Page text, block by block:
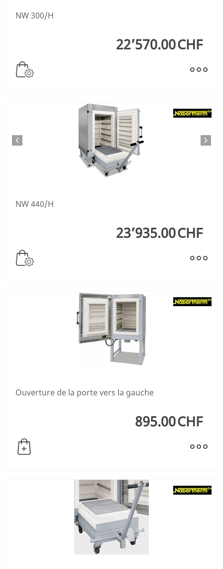
NW 300/H
22’570.00CHF
NW 440/H
23’935.00CHF
Ouverture de la porte vers la gauche
895.00CHF